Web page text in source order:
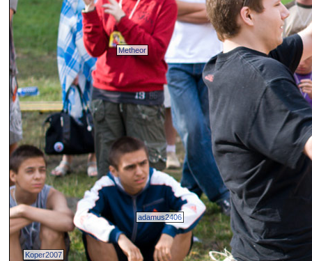
adamus2406
Koper2007
Metheor